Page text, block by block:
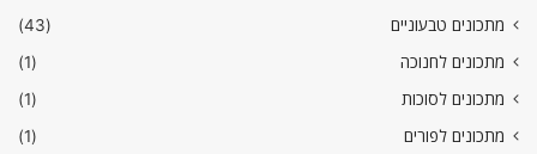
מתכונים טבעוניים
(43)
מתכונים לחנוכה
(1)
מתכונים לסוכות
(1)
מתכונים לפורים
(1)